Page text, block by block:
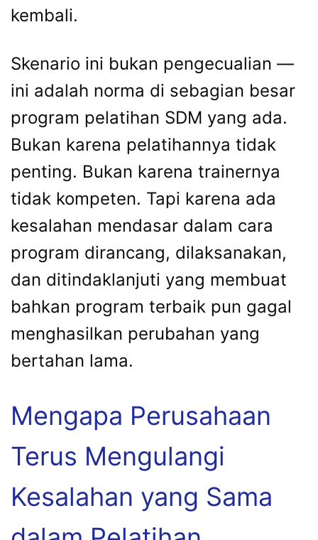
kembali.
Skenario ini bukan pengecualian —
ini adalah norma di sebagian besar
program pelatihan SDM yang ada.
Bukan karena pelatihannya tidak
penting. Bukan karena trainernya
tidak kompeten. Tapi karena ada
kesalahan mendasar dalam cara
program dirancang, dilaksanakan,
dan ditindaklanjuti yang membuat
bahkan program terbaik pun gagal
menghasilkan perubahan yang
bertahan lama.
Mengapa Perusahaan
Terus Mengulangi
Kesalahan yang Sama